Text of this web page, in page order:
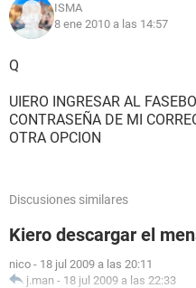
ISMA
8 ene 2010 a las 14:57
Q
UIERO INGRESAR AL
CONTRASEÑA DE MI
OTRA OPCION
Discusiones similares
Kiero descargar el
nico - 18 jul 2009 a las 20:11
j.man - 18 jul 2009 a las 22:33